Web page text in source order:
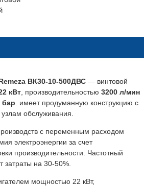
ВК30-10-500ДВС — винтовой
кВт , производительностью 3200 л/мин
бар . имеет продуманную конструкцию с
обслуживания.
с переменным расходом
электроэнергии за счет
производительности. Частотный
затраты на 30-50%.
мощностью 22 кВт,